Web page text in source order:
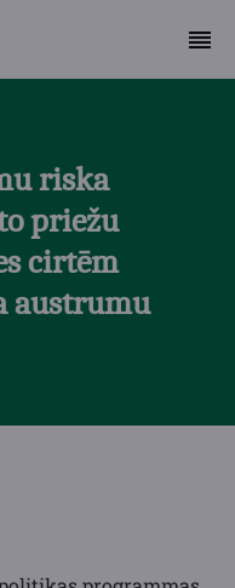
riska
priežu
cirtēm
austrumu